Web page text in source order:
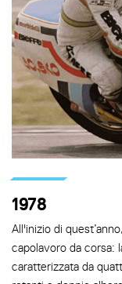
1978
All'inizio di
capolavoro da corsa:
caratterizzata da